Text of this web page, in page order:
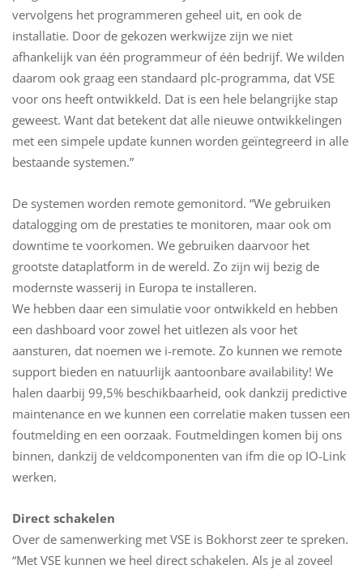
vervolgens het programmeren geheel uit, en ook de
installatie. Door de gekozen werkwijze zijn we niet
afhankelijk van één programmeur of één bedrijf. We wilden
daarom ook graag een standaard plc-programma, dat VSE
voor ons heeft ontwikkeld. Dat is een hele belangrijke stap
geweest. Want dat betekent dat alle nieuwe ontwikkelingen
met een simpele update kunnen worden geïntegreerd in alle
bestaande systemen.”
De systemen worden remote gemonitord. “We gebruiken
datalogging om de prestaties te monitoren, maar ook om
downtime te voorkomen. We gebruiken daarvoor het
grootste dataplatform in de wereld. Zo zijn wij bezig de
modernste wasserij in Europa te installeren.
We hebben daar een simulatie voor ontwikkeld en hebben
een dashboard voor zowel het uitlezen als voor het
aansturen, dat noemen we i-remote. Zo kunnen we remote
support bieden en natuurlijk aantoonbare availability! We
halen daarbij 99,5% beschikbaarheid, ook dankzij predictive
maintenance en we kunnen een correlatie maken tussen een
foutmelding en een oorzaak. Foutmeldingen komen bij ons
binnen, dankzij de veldcomponenten van ifm die op IO-Link
werken.
Direct schakelen
Over de samenwerking met VSE is Bokhorst zeer te spreken.
“Met VSE kunnen we heel direct schakelen. Als je al zoveel